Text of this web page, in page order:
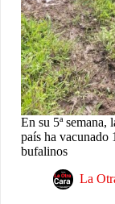
En su 5ª semana,
país ha vacunado
bufalinos
La